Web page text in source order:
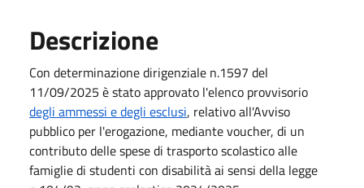
Descrizione
Con determinazione dirigenziale n.1597 del
11/09/2025 è stato approvato l'elenco provvisorio
degli ammessi e degli esclusi, relativo all'Avviso
pubblico per l'erogazione, mediante voucher, di un
contributo delle spese di trasportoscolastico alle
famiglie di studenti con disabilità ai sensi della legge